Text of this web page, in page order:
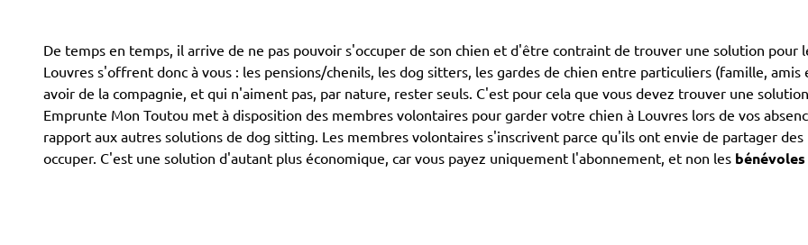
De temps en temps, il arrive de ne pas pouvoir s'occuper de son chien et d'être contraint de trouver une solution
Louvres s'offrent donc à vous : les pensions/chenils, les dog sitters, les gardes de chien entre particuliers (famille,
avoir de la compagnie, et qui n'aiment pas, par nature, rester seuls. C'est pour cela que vous devez trouver une
Emprunte Mon Toutou met à disposition des membres volontaires pour garder votre chien à Louvres lors de vos
rapport aux autres solutions de dog sitting. Les membres volontaires s'inscrivent parce qu'ils ont envie de partager
occuper. C'est une solution d'autant plus économique, car vous payez uniquement l'abonnement, et non les bénévoles